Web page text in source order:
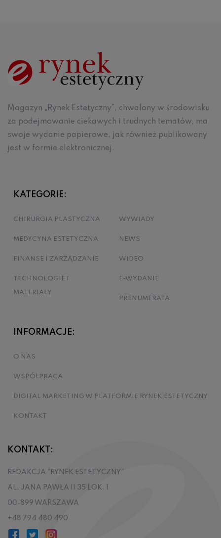
Magazyn „Rynek Estetyczny”, chwalony w środowisku
za podejmowanie ciekawych i trudnych tematów, ma
swoje wydanie papierowe, jak również publikowany
jest w formie elektronicznej.
KATEGORIE:
CHIRURGIA PLASTYCZNA
MEDYCYNA ESTETYCZNA
FINANSE I ZARZĄDZANIE
TECHNOLOGIE I
MATERIAŁY
WYWIADY
NEWS
WIDEO
E-WYDANIE
PRENUMERATA
INFORMACJE:
O NAS
WSPÓŁPRACA
DIGITAL MARKETING W PLATFORMIE RYNEK ESTETYCZNY
KONTAKT
KONTAKT:
REDAKCJA “RYNEK ESTETYCZNY”
AL. JANA PAWŁA II 35 LOK. 1
00-899 WARSZAWA
+48 794 480 490